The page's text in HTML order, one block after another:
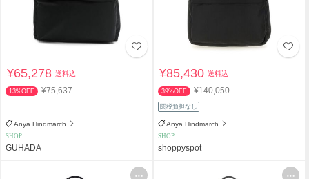
¥65,278送料込
13%OFF ¥75,637
Anya Hindmarch
SHOP
GUHADA
¥85,430送料込
39%OFF ¥140,050
関税負担なし
Anya Hindmarch
SHOP
shoppyspot